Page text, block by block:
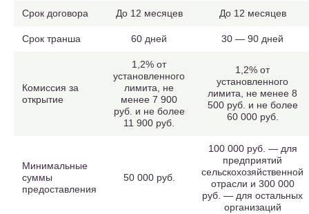
Срок договора До 12 месяцев До 12 месяцев
Срок транша 60 дней 30 — 90 дней
Комиссия за
открытие
1,2% от
установленного
лимита, не
менее 7 900
руб. и не более
11 900 руб.
1,2% от
установленного
лимита, не менее 8
500 руб. и не более
60 000 руб.
Минимальные
суммы
предоставления
50 000 руб.
100 000 руб. — для
предприятий
сельскохозяйственной
отрасли и 300 000
руб. — для остальных
организаций